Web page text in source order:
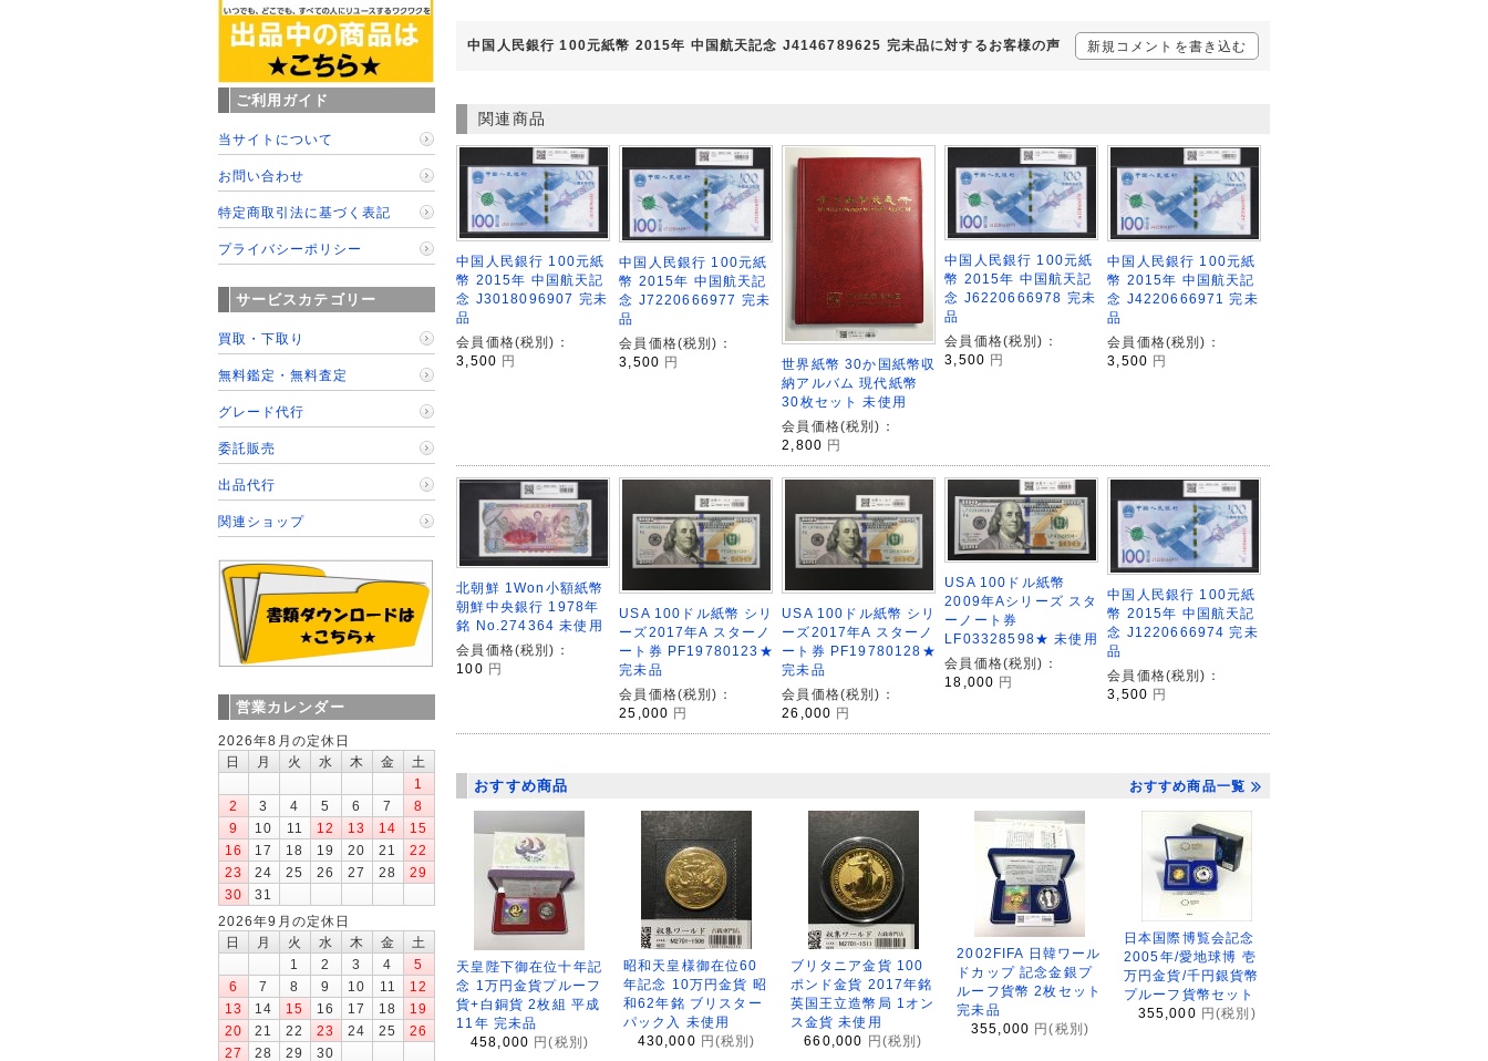
中国人民銀行 100元紙幣 2015年 中国航天記念 J4146789625 完未品に対するお客様の声 新規コメントを書き込む
関連商品
中国人民銀行 100元紙
幣 2015年 中国航天記
念 J3018096907 完未
品
会員価格(税別)：
3,500 円
中国人民銀行 100元紙
幣 2015年 中国航天記
念 J7220666977 完未
品
会員価格(税別)：
3,500 円
世界紙幣 30か国紙幣収
納アルバム 現代紙幣
30枚セット 未使用
会員価格(税別)：
2,800 円
中国人民銀行 100元紙
幣 2015年 中国航天記
念 J6220666978 完未
品
会員価格(税別)：
3,500 円
中国人民銀行 100元紙
幣 2015年 中国航天記
念 J4220666971 完未
品
会員価格(税別)：
3,500 円
北朝鮮 1Won小額紙幣
朝鮮中央銀行 1978年
銘 No.274364 未使用
会員価格(税別)：
100 円
USA 100ドル紙幣 シリ
ーズ2017年A スターノ
ート券 PF19780123★
完未品
会員価格(税別)：
25,000 円
USA 100ドル紙幣 シリ
ーズ2017年A スターノ
ート券 PF19780128★
完未品
会員価格(税別)：
26,000 円
USA 100ドル紙幣
2009年Aシリーズ スタ
ーノート券
LF03328598★ 未使用
会員価格(税別)：
18,000 円
中国人民銀行 100元紙
幣 2015年 中国航天記
念 J1220666974 完未
品
会員価格(税別)：
3,500 円
おすすめ商品 おすすめ商品一覧
天皇陛下御在位十年記
念 1万円金貨プルーフ
貨+白銅貨 2枚組 平成
11年 完未品
458,000 円(税別)
昭和天皇様御在位60
年記念 10万円金貨 昭
和62年銘 ブリスター
パック入 未使用
430,000 円(税別)
ブリタニア金貨 100
ポンド金貨 2017年銘
英国王立造幣局 1オン
ス金貨 未使用
660,000 円(税別)
2002FIFA 日韓ワール
ドカップ 記念金銀プ
ルーフ貨幣 2枚セット
完未品
355,000 円(税別)
日本国際博覧会記念
2005年/愛地球博 壱
万円金貨/千円銀貨幣
プルーフ貨幣セット
355,000 円(税別)
ご利用ガイド
当サイトについて
お問い合わせ
特定商取引法に基づく表記
プライバシーポリシー
サービスカテゴリー
買取・下取り
無料鑑定・無料査定
グレード代行
委託販売
出品代行
関連ショップ
営業カレンダー
2026年8月の定休日
日
月 火 水 木 金
土
1
2
3 4 5 6 7
8
9
10 11 12 13 14
15
16
17 18 19 20 21
22
23
24 25 26 27 28
29
30
31
2026年9月の定休日
日
月 火 水 木 金
土
1
2 3 4
5
6
7 8 9 10 11
12
13
14 15 16 17 18
19
20
21 22 23 24 25
26
27
28 29
30